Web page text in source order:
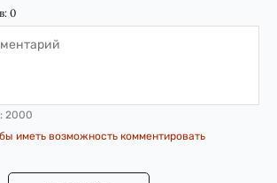
0
2000
иметь возможность комментировать